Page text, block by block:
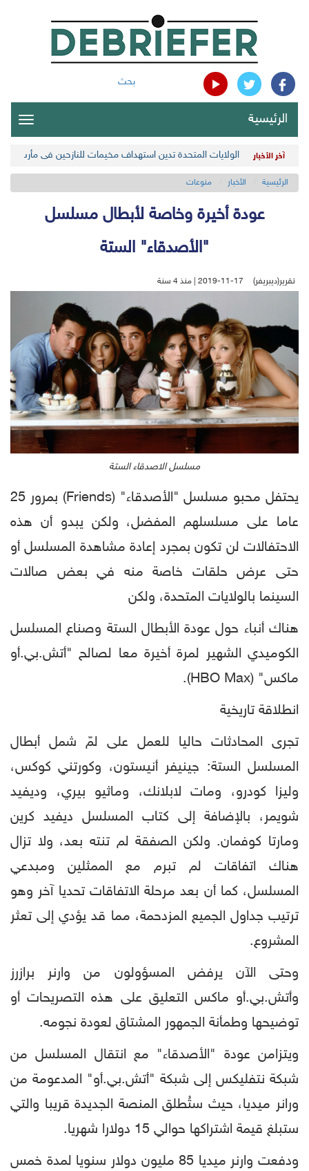
بحث
الرئيسية
آخر الأخبار الولايات المتحدة تدين استهداف مخيمات للنازحين في مأرب
الرئيسية الأخبار منوعات
عودة أخيرة وخاصة لأبطال مسلسل
"الأصدقاء" الستة
تقرير(ديبريفر) 2019-11-17 | منذ 4 سنة
مسلسل الاصدقاء الستة
يحتفل محبو مسلسل "الأصدقاء" (Friends) بمرور 25
عاما على مسلسلهم المفضل، ولكن يبدو أن هذه
الاحتفالات لن تكون بمجرد إعادة مشاهدة المسلسل أو
حتى عرض حلقات خاصة منه في بعض صالات
السينما بالولايات المتحدة، ولكن
هناك أنباء حول عودة الأبطال الستة وصناع المسلسل
الكوميدي الشهير لمرة أخيرة معا لصالح "أتش.بي.أو
ماكس" (HBO Max).
انطلاقة تاريخية
تجرى المحادثات حاليا للعمل على لمّ شمل أبطال
المسلسل الستة: جينيفر أنيستون، وكورتني كوكس،
وليزا كودرو، ومات لابلانك، وماثيو بيري، وديفيد
شويمر، بالإضافة إلى كتاب المسلسل ديفيد كرين
ومارتا كوفمان. ولكن الصفقة لم تنته بعد، ولا تزال
هناك اتفاقات لم تبرم مع الممثلين ومبدعي
المسلسل، كما أن بعد مرحلة الاتفاقات تحديا آخر وهو
ترتيب جداول الجميع المزدحمة، مما قد يؤدي إلى تعثر
المشروع.
وحتى الآن يرفض المسؤولون من وارنر برازرز
وأتش.بي.أو ماكس التعليق على هذه التصريحات أو
توضيحها وطمأنة الجمهور المشتاق لعودة نجومه.
ويتزامن عودة "الأصدقاء" مع انتقال المسلسل من
شبكة نتفليكس إلى شبكة "أتش.بي.أو" المدعومة من
ورانر ميديا، حيث ستُطلق المنصة الجديدة قريبا والتي
ستبلغ قيمة اشتراكها حوالي 15 دولارا شهريا.
ودفعت وارنر ميديا 85 مليون دولار سنويا لمدة خمس